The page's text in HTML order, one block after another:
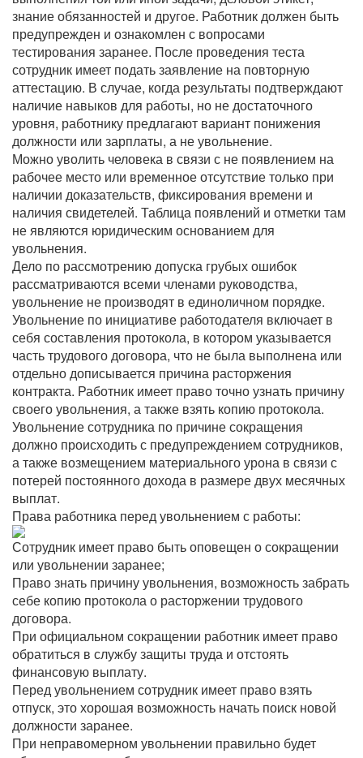
знание обязанностей и другое. Работник должен быть
предупрежден и ознакомлен с вопросами
тестирования заранее. После проведения теста
сотрудник имеет подать заявление на повторную
аттестацию. В случае, когда результаты подтверждают
наличие навыков для работы, но не достаточного
уровня, работнику предлагают вариант понижения
должности или зарплаты, а не увольнение.
Можно уволить человека в связи с не появлением на
рабочее место или временное отсутствие только при
наличии доказательств, фиксирования времени и
наличия свидетелей. Таблица появлений и отметки там
не являются юридическим основанием для
увольнения.
Дело по рассмотрению допуска грубых ошибок
рассматриваются всеми членами руководства,
увольнение не производят в единоличном порядке.
Увольнение по инициативе работодателя включает в
себя составления протокола, в котором указывается
часть трудового договора, что не была выполнена или
отдельно дописывается причина расторжения
контракта. Работник имеет право точно узнать причину
своего увольнения, а также взять копию протокола.
Увольнение сотрудника по причине сокращения
должно происходить с предупреждением сотрудников,
а также возмещением материального урона в связи с
потерей постоянного дохода в размере двух месячных
выплат.
Права работника перед увольнением с работы:
Сотрудник имеет право быть оповещен о сокращении
или увольнении заранее;
Право знать причину увольнения, возможность забрать
себе копию протокола о расторжении трудового
договора.
При официальном сокращении работник имеет право
обратиться в службу защиты труда и отстоять
финансовую выплату.
Перед увольнением сотрудник имеет право взять
отпуск, это хорошая возможность начать поиск новой
должности заранее.
При неправомерном увольнении правильно будет